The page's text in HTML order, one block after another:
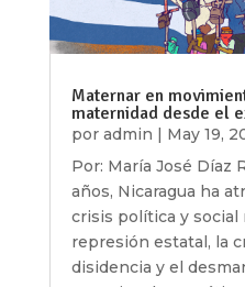
Maternar en
maternidad desde el
por admin | May 19,
Por: María José Díaz
años, Nicaragua ha
crisis política y social
represión estatal, la
disidencia y el